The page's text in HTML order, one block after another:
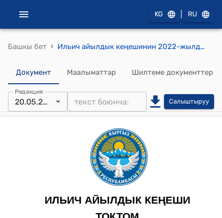
KG RU
Башкы бет › Ильич айылдык кеңешинин 2022-жылдын 20-майындагы № 28-1/17 "Жер участокторун "Айыл чарба багытындагы жерлер" категориясынан "Өнөр жайдын, транспорттун, байланыштын, энергетиканын, коргонуунун жерлери жана башка багыттагы жерлер" категориясына которууга (трансформациялоого) макулдук берүү жөнүндө" токтому
Документ Маалыматтар Шилтеме документтер
Редакция
20.05.2022 Салыштыруу